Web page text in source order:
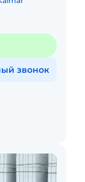
звонок